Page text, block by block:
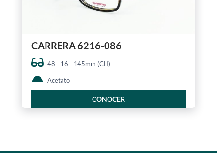
CARRERA 6216-086
48 - 16 - 145mm (CH)
Acetato
CONOCER